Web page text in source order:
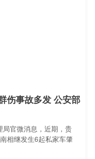
伤事故多发 公安部
官微消息，近期，贵
相继发生6起私家车肇